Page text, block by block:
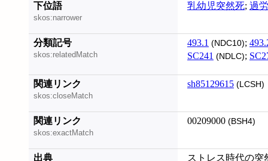
下位語
skos:narrower
乳幼児突然死; 過
分類記号
skos:relatedMatch
493.1 (NDC10);
SC241 (NDLC);
関連リンク
skos:closeMatch
sh85129615 (LCSH)
関連リンク
skos:exactMatch
00209000 (BSH4)
出典 ストレス時代の突